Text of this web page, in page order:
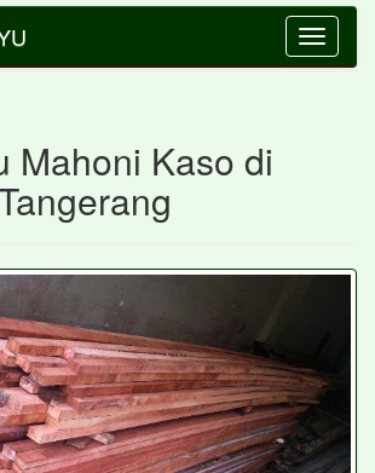
Toggle
Mahoni Kaso di